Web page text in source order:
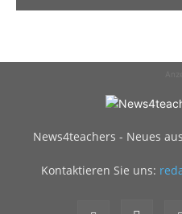
News4teachers - Neues
Kontaktieren Sie uns: